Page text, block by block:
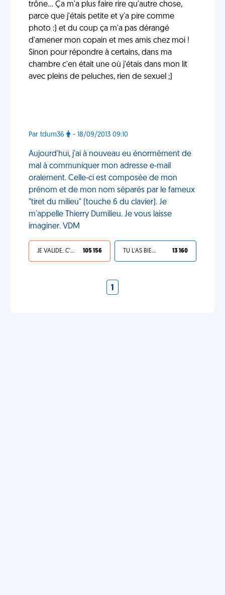
trône... Ça m'a plus faire rire qu'autre chose,
parce que j'étais petite et y'a pire comme
photo :) et du coup ça m'a pas dérangé
d'amener mon copain et mes amis chez moi !
Sinon pour répondre à certains, dans ma
chambre c'en était une où j'étais dans mon lit
avec pleins de peluches, rien de sexuel ;)
Par tdum36 - 18/09/2013 09:10
Aujourd'hui, j'ai à nouveau eu énormément de
mal à communiquer mon adresse e-mail
oralement. Celle-ci est composée de mon
prénom et de mon nom séparés par le fameux
"tiret du milieu" (touche 6 du clavier). Je
m'appelle Thierry Dumilieu. Je vous laisse
imaginer. VDM
JE VALIDE, C'EST UNE VDM 105 156 TU L'AS BIEN MÉRITÉ 13 160
1